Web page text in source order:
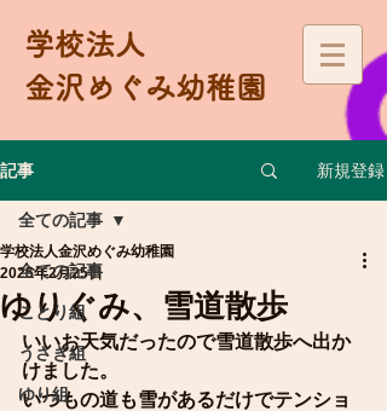
学校法人
金沢めぐみ幼稚園
記事 新規登録
全ての記事
ことり組
うさぎ組
ゆり組
全ての記事
ゆりぐみ、雪道散歩
学校法人金沢めぐみ幼稚園
2025年2月25日
いいお天気だったので雪道散歩へ出か
けました。
いつもの道も雪があるだけでテンショ